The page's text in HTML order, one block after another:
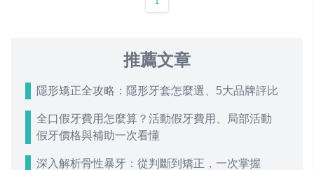
推薦文章
隱形矯正全攻略：隱形牙套怎麼選、5大品牌評比
全口假牙費用怎麼算？活動假牙費用、局部活動
假牙價格與補助一次看懂
深入解析骨性暴牙：從判斷到矯正，一次掌握